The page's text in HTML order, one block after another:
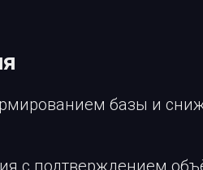
базы и
с подтверждением